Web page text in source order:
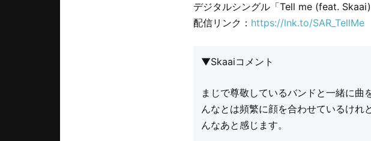
デジタルシングル「Tell me (feat. Skaai)
配信リンク： https://lnk.to/SAR_TellMe
▼Skaaiコメント
まじで尊敬しているバンドと一緒に
んなとは頻繁に顔を合わせているけれ
んなあと感じます。